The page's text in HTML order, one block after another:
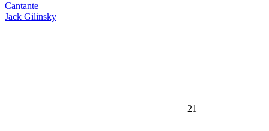
Cantante
Jack Gilinsky
21